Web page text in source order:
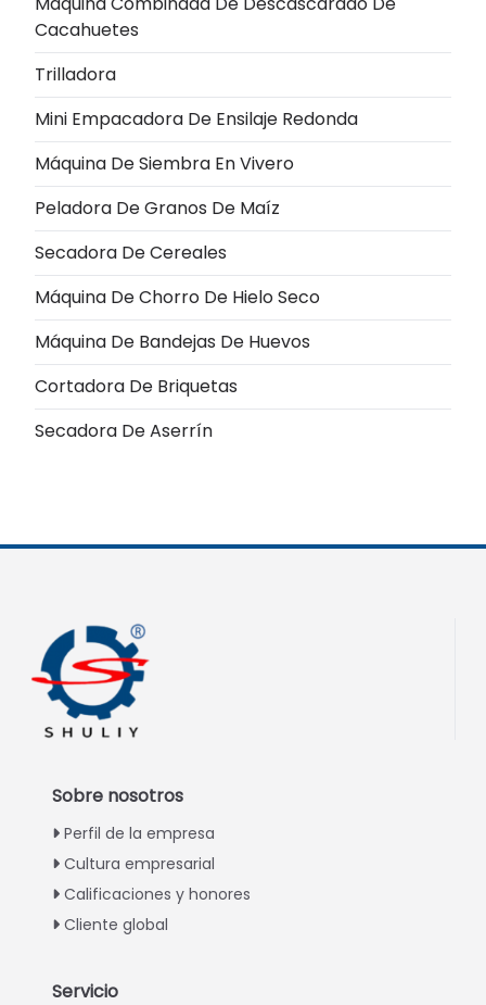
Cacahuetes
Trilladora
Mini Empacadora De Ensilaje Redonda
Máquina De Siembra En Vivero
Peladora De Granos De Maíz
Secadora De Cereales
Máquina De Chorro De Hielo Seco
Máquina De Bandejas De Huevos
Cortadora De Briquetas
Secadora De Aserrín
Sobre nosotros
Perfil de la empresa
Cultura empresarial
Calificaciones y honores
Cliente global
Servicio